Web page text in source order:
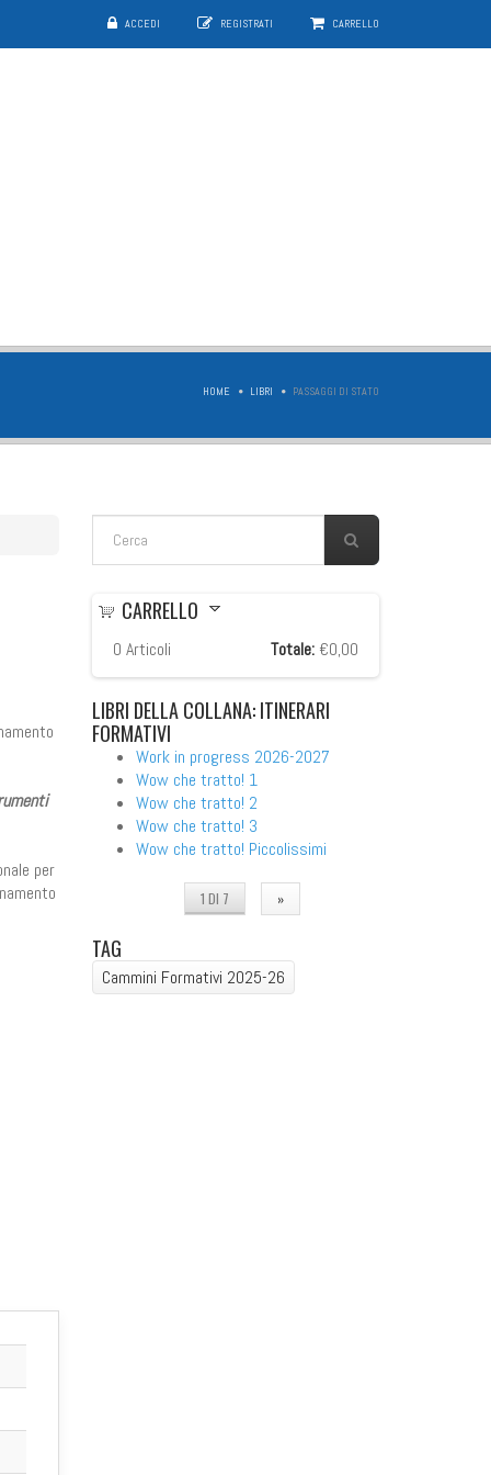
ACCEDI REGISTRATI CARRELLO
HOME LIBRI PASSAGGI DI STATO
FORM DI RICERCA
per
CARRELLO
0 Articoli Totale: €0,00
LIBRI DELLA COLLANA: ITINERARI
FORMATIVI
Work in progress 2026-2027
Wow che tratto! 1
Wow che tratto! 2
Wow che tratto! 3
Wow che tratto! Piccolissimi
1 DI 7 »
TAG
Cammini Formativi 2025-26